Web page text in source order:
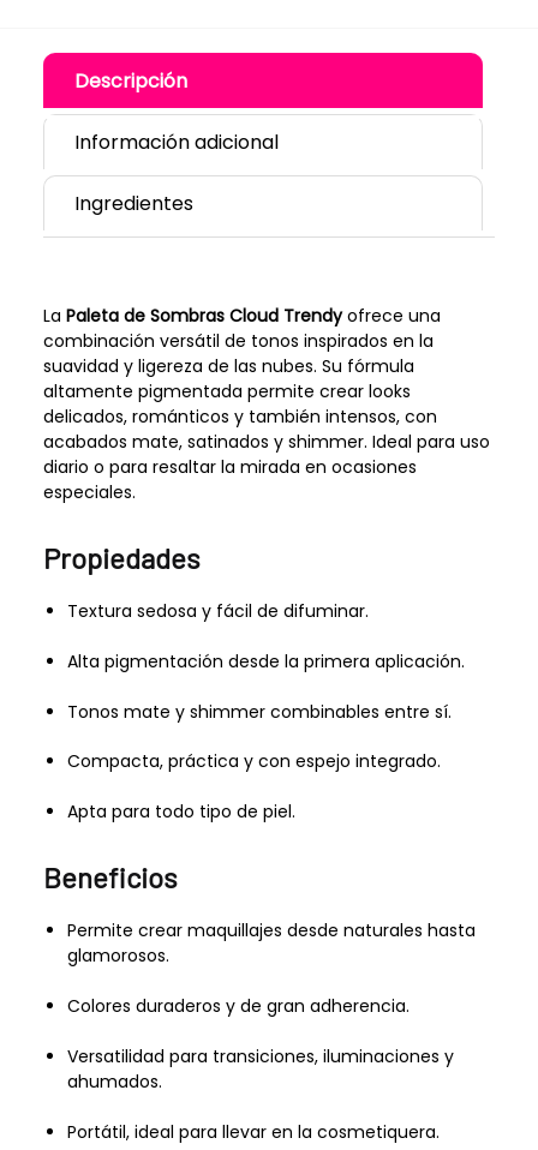
Descripción
Información adicional
Ingredientes
La Paleta de Sombras Cloud Trendyofrece una
combinación versátil de tonos inspirados en la
suavidad y ligereza de las nubes. Su fórmula
altamente pigmentada permite crear looks
delicados, románticos y también intensos, con
acabados mate, satinados y shimmer. Ideal para uso
diario o para resaltar la mirada en ocasiones
especiales.
Propiedades
Textura sedosa y fácil de difuminar.
Alta pigmentación desde la primera aplicación.
Tonos mate y shimmer combinables entre sí.
Compacta, práctica y con espejo integrado.
Apta para todo tipo de piel.
Beneficios
Permite crear maquillajes desde naturales hasta
glamorosos.
Colores duraderos y de gran adherencia.
Versatilidad para transiciones, iluminaciones y
ahumados.
Portátil, ideal para llevar en la cosmetiquera.